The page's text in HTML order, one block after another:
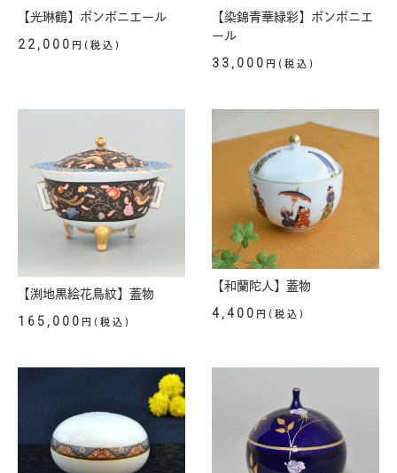
【光琳鶴】ボンボニエール
22,000 円(税込)
【染錦青華緑彩】ボンボニエ
ール
33,000 円(税込)
【渕地黒絵花鳥紋】蓋物
165,000 円(税込)
【和蘭陀人】蓋物
4,400 円(税込)